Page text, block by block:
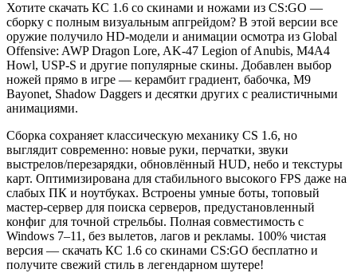
Хотите скачать КС 1.6 со скинами и ножами из CS:GO —
сборку с полным визуальным апгрейдом? В этой версии все
оружие получило HD-модели и анимации осмотра из Global
Offensive: AWP Dragon Lore, AK-47 Legion of Anubis, M4A4
Howl, USP-S и другие популярные скины. Добавлен выбор
ножей прямо в игре — керамбит градиент, бабочка, M9
Bayonet, Shadow Daggers и десятки других с реалистичными
анимациями.
Сборка сохраняет классическую механику CS 1.6, но
выглядит современно: новые руки, перчатки, звуки
выстрелов/перезарядки, обновлённый HUD, небо и текстуры
карт. Оптимизирована для стабильного высокого FPS даже на
слабых ПК и ноутбуках. Встроены умные боты, топовый
мастер-сервер для поиска серверов, предустановленный
конфиг для точной стрельбы. Полная совместимость с
Windows 7–11, без вылетов, лагов и рекламы. 100% чистая
версия — скачать КС 1.6 со скинами CS:GO бесплатно и
получите свежий стиль в легендарном шутере!